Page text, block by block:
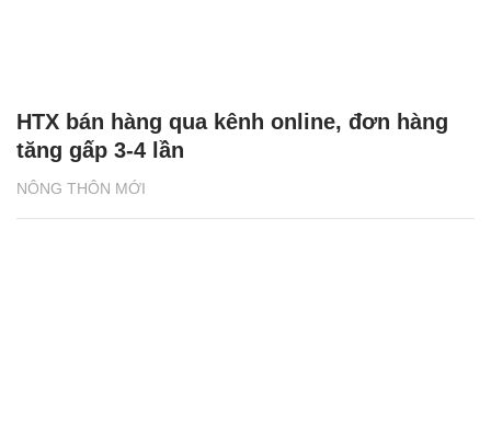
NÔNG THÔN MỚI
HTX bán hàng qua kênh online, đơn hàng
tăng gấp 3-4 lần